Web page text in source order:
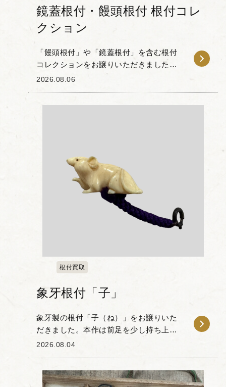
鏡蓋根付・饅頭根付 根付コレ
クション
「饅頭根付」や「鏡蓋根付」を含む根付
コレクションをお譲りいただきました。
鏡蓋根付とは、饅頭のような丸い形をし
2026.08.06
根付買取
象牙根付「子」
象牙製の根付「子（ね）」をお譲りいた
だきました。本作は前足を少し持ち上げ
た鼠の姿を捉えた、手のひらサイズの愛
帯びたフォルム、...
2026.08.04